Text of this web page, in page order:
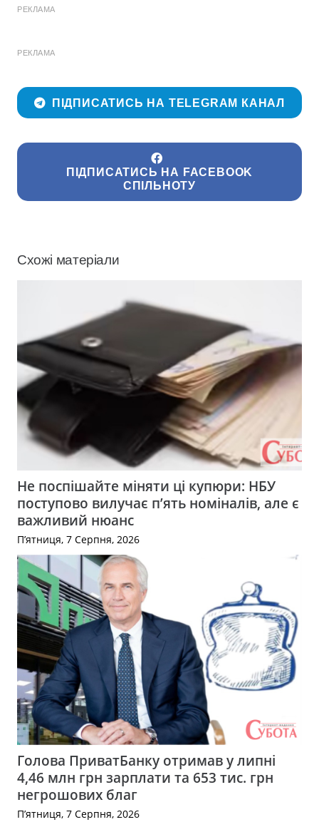
РЕКЛАМА
РЕКЛАМА
ПІДПИСАТИСЬ НА TELEGRAM КАНАЛ
ПІДПИСАТИСЬ НА FACEBOOK
СПІЛЬНОТУ
Схожі матеріали
Не поспішайте міняти ці купюри: НБУ
поступово вилучає п’ять номіналів, але є
важливий нюанс
П’ятниця, 7 Серпня, 2026
Голова ПриватБанку отримав у липні
4,46 млн грн зарплати та 653 тис. грн
негрошових благ
П’ятниця, 7 Серпня, 2026